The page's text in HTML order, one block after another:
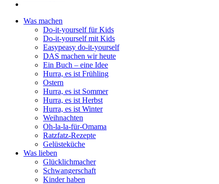
Was machen
Do-it-yourself für Kids
Do-it-yourself mit Kids
Easypeasy do-it-yourself
DAS machen wir heute
Ein Buch – eine Idee
Hurra, es ist Frühling
Ostern
Hurra, es ist Sommer
Hurra, es ist Herbst
Hurra, es ist Winter
Weihnachten
Oh-la-la-für-Omama
Ratzfatz-Rezepte
Gelüsteküche
Was lieben
Glücklichmacher
Schwangerschaft
Kinder haben